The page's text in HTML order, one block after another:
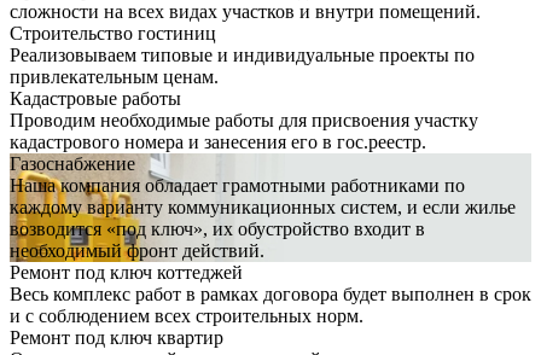
сложности на всех видах участков и внутри помещений.
Строительство гостиниц
Реализовываем типовые и индивидуальные проекты по
привлекательным ценам.
Кадастровые работы
Проводим необходимые работы для присвоения участку
кадастрового номера и занесения его в гос.реестр.
Газоснабжение
Наша компания обладает грамотными работниками по
каждому варианту коммуникационных систем, и если жилье
возводится «под ключ», их обустройство входит в
необходимый фронт действий.
Ремонт под ключ коттеджей
Весь комплекс работ в рамках договора будет выполнен в срок
и с соблюдением всех строительных норм.
Ремонт под ключ квартир